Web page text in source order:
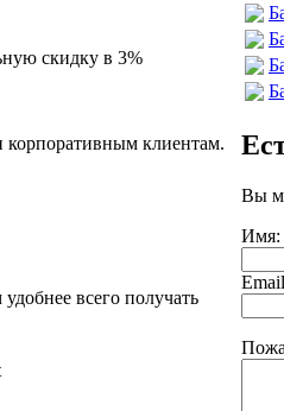
скидку в 3%
клиентам.
всего получать
Вы
Имя:
Email